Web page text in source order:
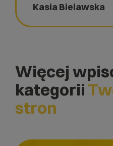
Kasia Bielawska
Więcej
kategorii
stron